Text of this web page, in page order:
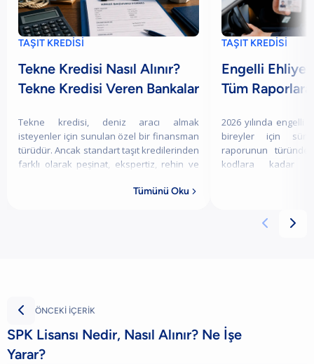
TAŞIT KREDİSİ
Tekne Kredisi Nasıl Alınır?
Tekne Kredisi Veren Bankalar
Tekne kredisi, deniz aracı almak
isteyenler için sunulan özel bir finansman
türüdür. Ancak standart taşıt kredilerinden
farklı olarak peşinat, ekspertiz, rehin ve
Tümünü Oku 
TAŞIT KREDİSİ
Engelli Ehliyeti
Tüm
2026 yılında engelli
bireyler için
raporunun
kodlara kadar
 
 ÖNCEKİ İÇERİK
SPK Lisansı Nedir, Nasıl Alınır? Ne İşe
Yarar?